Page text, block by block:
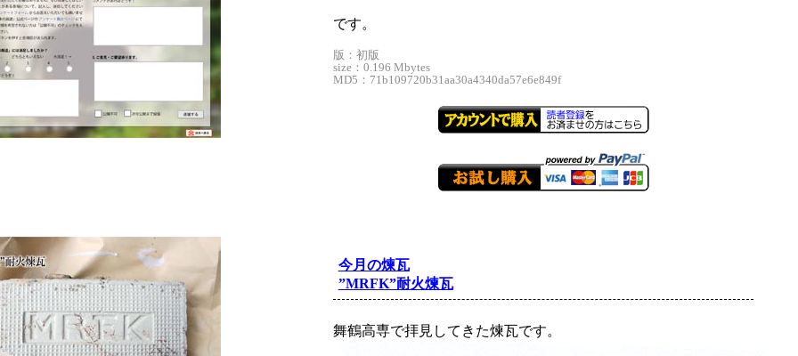
です。
版：初版
size：0.196 Mbytes
MD5：71b109720b31aa30a4340da57e6e849f
今月の煉瓦
”MRFK”耐火煉瓦
舞鶴高専で拝見してきた煉瓦です。